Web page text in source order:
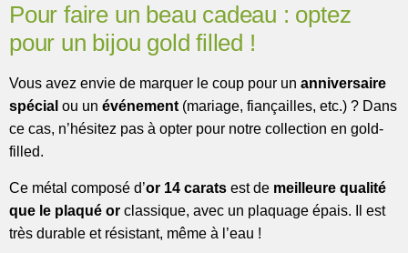
Pour faire un beau cadeau : optez
pour un bijou gold filled !
Vous avez envie de marquer le coup pour un anniversaire
spécial ou un événement (mariage, fiançailles, etc.) ? Dans
ce cas, n’hésitez pas à opter pour notre collection en gold-
filled.
Ce métal composé d’or 14 carats est de meilleure qualité
que le plaqué or classique, avec un plaquage épais. Il est
très durable et résistant, même à l’eau !